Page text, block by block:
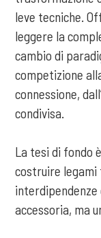
leve tecniche.
leggere la
cambio di
competizione
connessione,
condivisa.
La tesi di fondo
costruire legami
interdipendenze
accessoria, ma